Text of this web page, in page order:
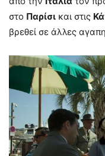
στο Παρίσι και στις
βρεθεί σε άλλες